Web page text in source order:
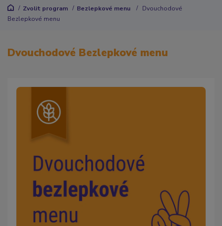
Zvolit program Bezlepkové menu
Dvouchodové
Bezlepkové menu
Dvouchodové Bezlepkové menu